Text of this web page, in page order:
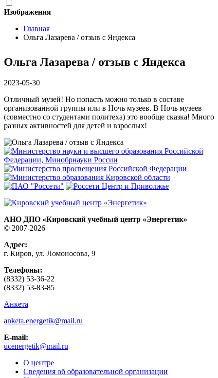
Изображения
Главная
Ольга Лазарева / отзыв с Яндекса
Ольга Лазарева / отзыв с Яндекса
2023-05-30
Отличный музей! Но попасть можно только в составе
организованной группы или в Ночь музеев. В Ночь музеев
(совместно со студентами политеха) это вообще сказка! Много
разных активностей для детей и взрослых!
АНО ДПО «Кировский учебный центр «Энергетик»
© 2007-2026
Адрес:
г. Киров, ул. Ломоносова, 9
Телефоны:
(8332) 53-36-22
(8332) 53-83-85
Анкета
anketa.energetik@mail.ru
E-mail:
ucenergetik@mail.ru
О центре
Сведения об образовательной организации